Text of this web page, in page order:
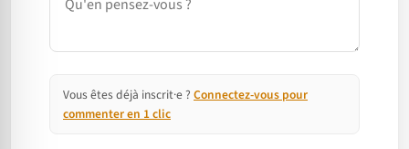
Vous êtes déjà inscrit·e ? Connectez-vous pour
commenter en 1 clic